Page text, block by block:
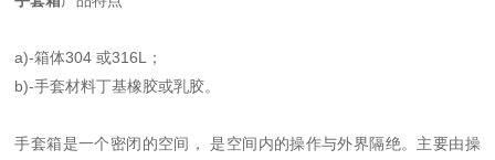
a)-箱体304 或316L；
b)-手套材料丁基橡胶或乳胶。
手套箱是一个密闭的空间， 是空间内的操作与外界隔绝。主要由操